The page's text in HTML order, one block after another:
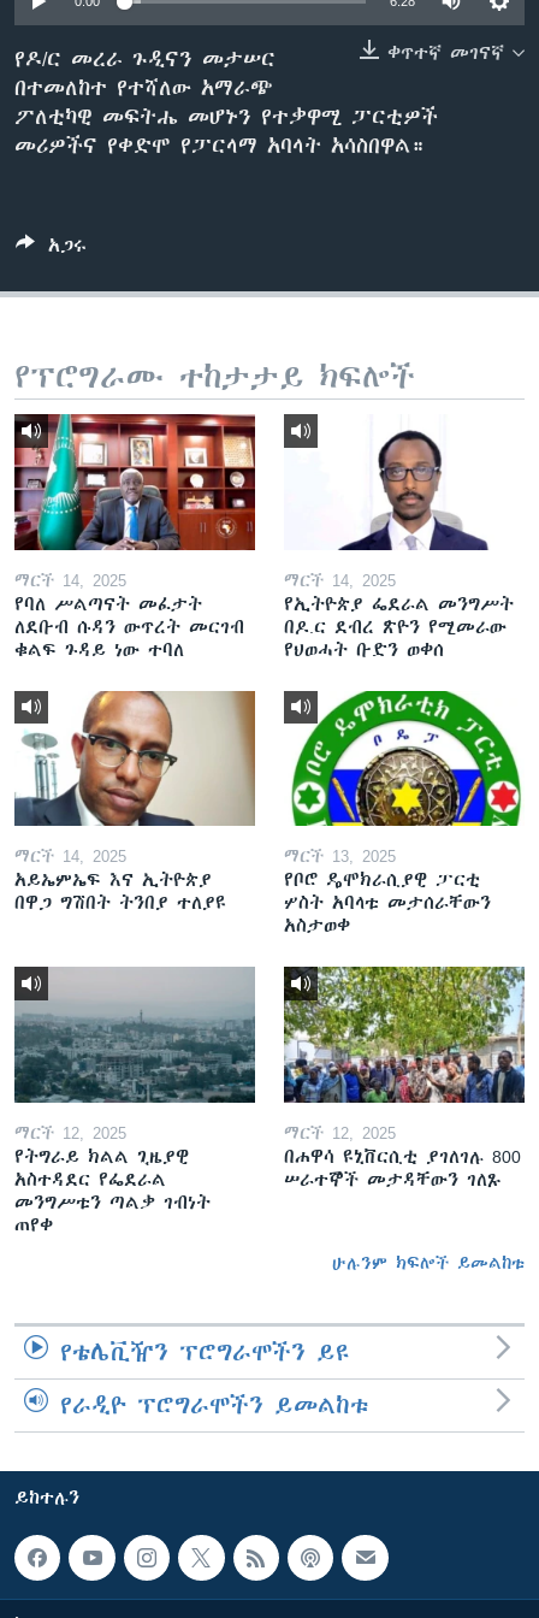
ቋንቋዎች
ቀጥተኛ መገናኛ
የዶ/ር መረራ ጉዲናን መታሠር
በተመለከተ የተሻለው አማራጭ
ፖለቲካዊ መፍትሔ መሆኑን የተቃዋሚ ፓርቲዎች
መሪዎችና የቀድሞ የፓርላማ አባላት አሳስበዋል።
አጋሩ
የፕሮግራሙ ተከታታይ ክፍሎች
ማርች 14, 2025
የባለ ሥልጣናት መፈታት
ለደቡብ ሱዳን ውጥረት መርገብ
ቁልፍ ጉዳይ ነው ተባለ
ማርች 14, 2025
የኢትዮጵያ ፌደራል መንግሥት
በዶ.ር ደብረ ጽዮን የሚመራው
የህወሓት ቡድን ወቀሰ
ማርች 14, 2025
አይኤምኤፍ እና ኢትዮጵያ
በዋጋ ግሽበት ትንበያ ተለያዩ
ማርች 13, 2025
የቦሮ ዴሞክራሲያዊ ፓርቲ
ሦስት አባላቱ መታሰራቸውን
አስታወቀ
ማርች 12, 2025
የትግራይ ክልል ጊዜያዊ
አስተዳደር የፌደራል
መንግሥቱን ጣልቃ ገብነት
ጠየቀ
ማርች 12, 2025
በሐዋሳ ዩኒቨርሲቲ ያገለገሉ 800
ሠራተኞች መታዳቸውን ገለጹ
ሁሉንም ክፍሎች ይመልከቱ
የቴሌቪዥን ፕሮግራሞችን ይዩ
የራዲዮ ፕሮግራሞችን ይመልከቱ
ይከተሉን